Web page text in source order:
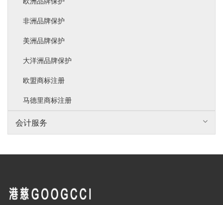
阿富汗商标注册常见问题
伊拉克商标注册常见问题
非洲品牌保护
美洲品牌保护
大洋洲品牌保护
欧盟商标注册
马德里商标注册
会计服务